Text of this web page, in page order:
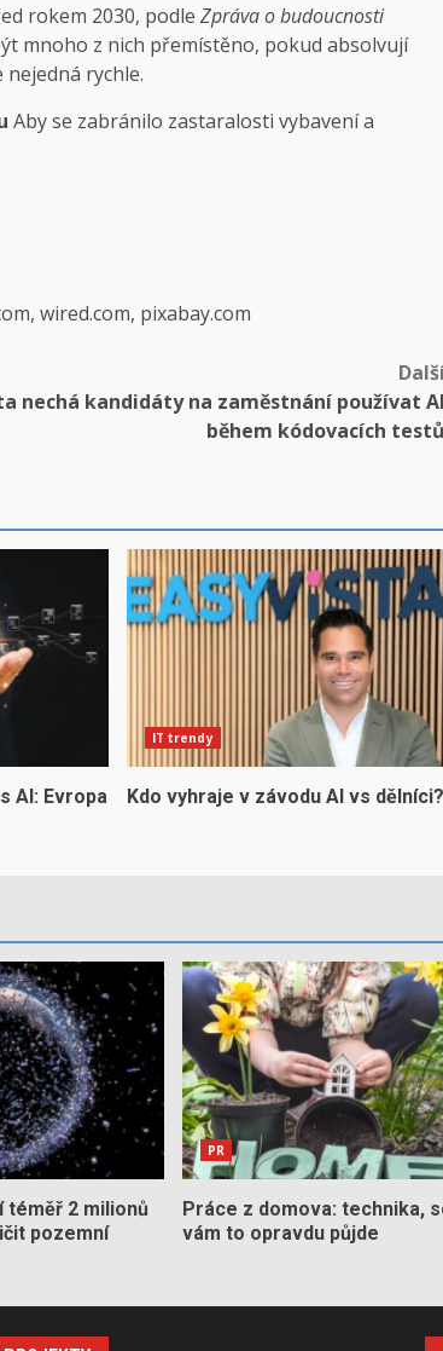
rokem 2030, podle Zpráva o budoucnosti
mnoho z nich přemístěno, pokud absolvují
rychle.
Aby se zabránilo zastaralosti vybavení a
wired.com, pixabay.com
nechá kandidáty na zaměstnání používat AI
během kódovacích testů
AI: Evropa
IT trendy
Kdo vyhraje v závodu AI vs dělníci?
téměř 2 milionů
pozemní
PR
Práce z domova: technika,
vám to opravdu půjde